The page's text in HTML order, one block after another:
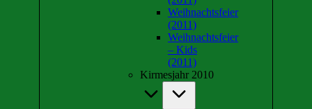
Weihnachtsfeier
(2011)
Weihnachtsfeier
– Kids
(2011)
Kirmesjahr 2010